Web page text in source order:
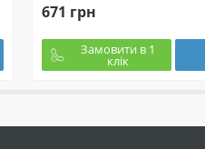
671 грн
Замовити в 1
клік